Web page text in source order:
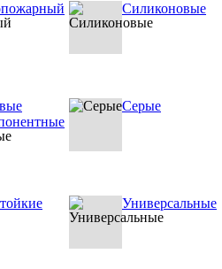
Силиконовые
Серые
Универсальные